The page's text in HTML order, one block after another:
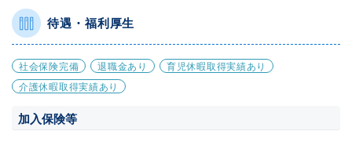
待遇・福利厚生
社会保険完備 退職金あり
育児休暇取得実績あり
介護休暇取得実績あり
加入保険等